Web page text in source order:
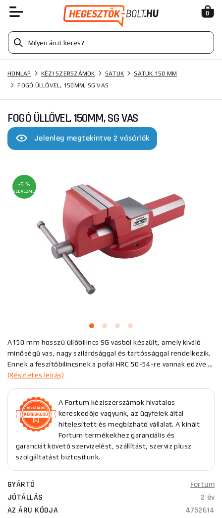
0
HONLAP KÉZI SZERSZÁMOK SATUK
SATUK 150 MM
FOGÓ ÜLLŐVEL, 150MM, SG VAS
FOGÓ ÜLLŐVEL, 150MM, SG VAS
Jelenleg megtekintve 2 vásárlók
-5 %
KEDVEZMÉNY
A150 mm hosszú üllőbilincs SG vasból készült, amely kiváló
minőségű vas, nagy szilárdsággal és tartóssággal rendelkezik.
Ennek a feszítőbilincsnek a pofái HRC 50-54-re vannak edzve ...
(Részletes leírás)
A Fortum kéziszerszámok hivatalos
kereskedője vagyunk, az ügyfelek által
hitelesített és megbízható vállalat. A kínált
Fortum termékekhez garanciális és
garanciát követő szervizelést, szállítást, szerviz plusz
szolgáltatást biztosítunk.
GYÁRTÓ
Fortum
JÓTÁLLÁS
2 év
AZ ÁRU KÓDJA
4752614